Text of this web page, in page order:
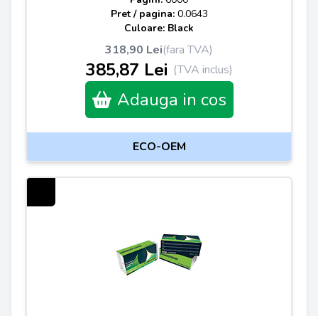
Pret / pagina: 0.0643
Culoare: Black
318,90 Lei(fara TVA)
385,87 Lei (TVA inclus)
Adauga in cos
ECO-OEM